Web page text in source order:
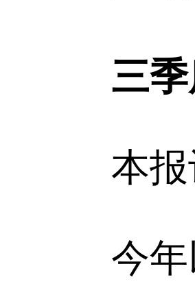
三季度
本报
今年以